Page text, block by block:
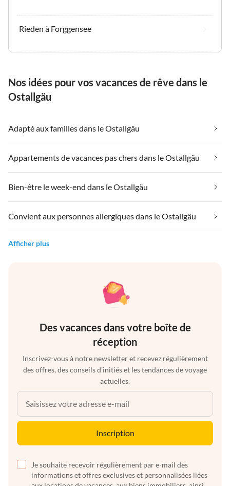
Rieden à Forggensee
Nos idées pour vos vacances de rêve dans le
Ostallgäu
Adapté aux familles dans le Ostallgäu
Appartements de vacances pas chers dans le Ostallgäu
Bien-être le week-end dans le Ostallgäu
Convient aux personnes allergiques dans le Ostallgäu
Afficher plus
Des vacances dans votre boîte de
réception
Inscrivez-vous à notre newsletter et recevez régulièrement
des offres, des conseils d'initiés et les tendances de voyage
actuelles.
Inscription
Je souhaite recevoir régulièrement par e-mail des
informations et offres exclusives et personnalisées liées